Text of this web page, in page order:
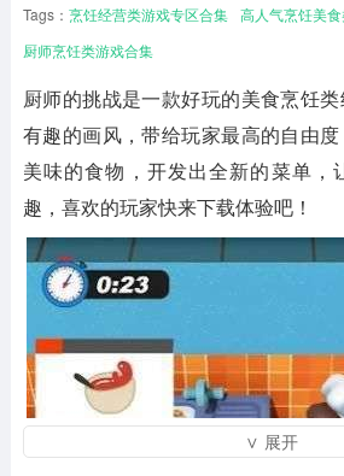
Tags： 烹饪经营类游戏专区合集 高人气烹饪美
厨师烹饪类游戏合集
厨师的挑战是一款好玩的美食烹饪
有趣的画风，带给玩家最高的自由
美味的食物，开发出全新的菜单，
趣，喜欢的玩家快来下载体验吧！
∨ 展开